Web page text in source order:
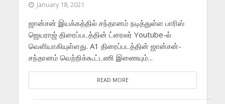
January 18, 2021
ஜான்சன் இயக்கத்தில் சந்தானம் நடித்துள்ள பாரிஸ்
ஜெயராஜ் திரைப்படத்தின் ட்ரைலர் Youtube-ல்
வெளியாகியுள்ளது. A1 திரைப்படத்தின் ஜான்சன்-
சந்தானம் வெற்றிக்கூட்டணி இணையும்...
READ MORE